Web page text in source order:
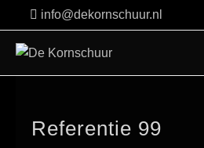
to
content
info@dekornschuur.nl
Referentie 99